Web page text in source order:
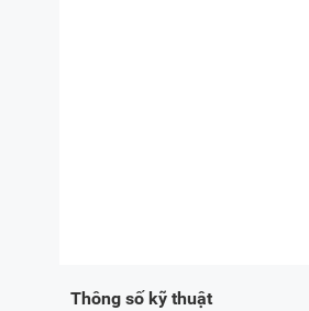
Thông số kỹ thuật